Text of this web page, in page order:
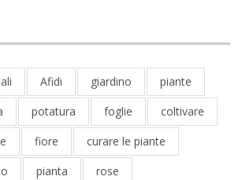
Afidi giardino
piante
potatura foglie
coltivare
fiore
curare le piante
pianta rose